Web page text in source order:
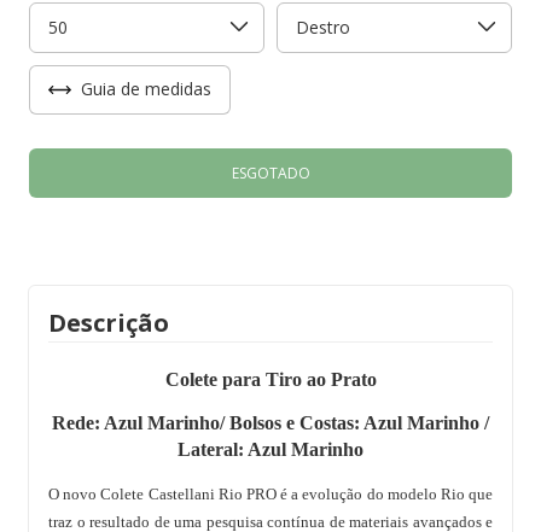
Guia de medidas
Descrição
Colete para Tiro ao Prato
Rede: Azul Marinho/ Bolsos e Costas: Azul Marinho /
Lateral: Azul Marinho
O novo Colete Castellani Rio PRO é a evolução do modelo Rio que
traz o resultado de uma pesquisa contínua de materiais avançados e